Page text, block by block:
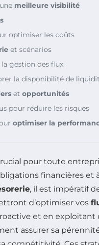
meilleure visibilité
optimiser les coûts
et scénarios
gestion des flux
la disponibilité de
et opportunités
pour réduire les risques
optimiser la
pour toute
financières et
, il est impératif
d’optimiser vos
et en exploitant
assurer sa